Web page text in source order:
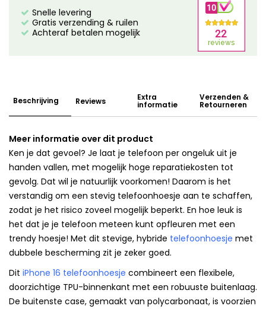
Snelle levering
Gratis verzending & ruilen
Achteraf betalen mogelijk
Beschrijving Reviews Extra
informatie
Verzenden &
Retourneren
Meer informatie over dit product
Ken je dat gevoel? Je laat je telefoon per ongeluk uit je
handen vallen, met mogelijk hoge reparatiekosten tot
gevolg. Dat wil je natuurlijk voorkomen! Daarom is het
verstandig om een stevig telefoonhoesje aan te schaffen,
zodat je het risico zoveel mogelijk beperkt. En hoe leuk is
het dat je je telefoon meteen kunt opfleuren met een
trendy hoesje! Met dit stevige, hybride telefoonhoesje met
dubbele bescherming zit je zeker goed.
Dit iPhone 16 telefoonhoesje combineert een flexibele,
doorzichtige TPU-binnenkant met een robuuste buitenlaag.
De buitenste case, gemaakt van polycarbonaat, is voorzien